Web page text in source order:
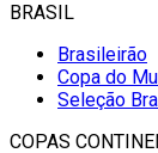
BRASIL
Brasileirão
Copa do
Seleção
COPAS